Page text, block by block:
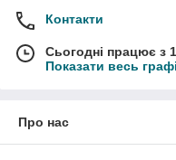
Контакти
Сьогодні працює з
Показати весь
Про нас